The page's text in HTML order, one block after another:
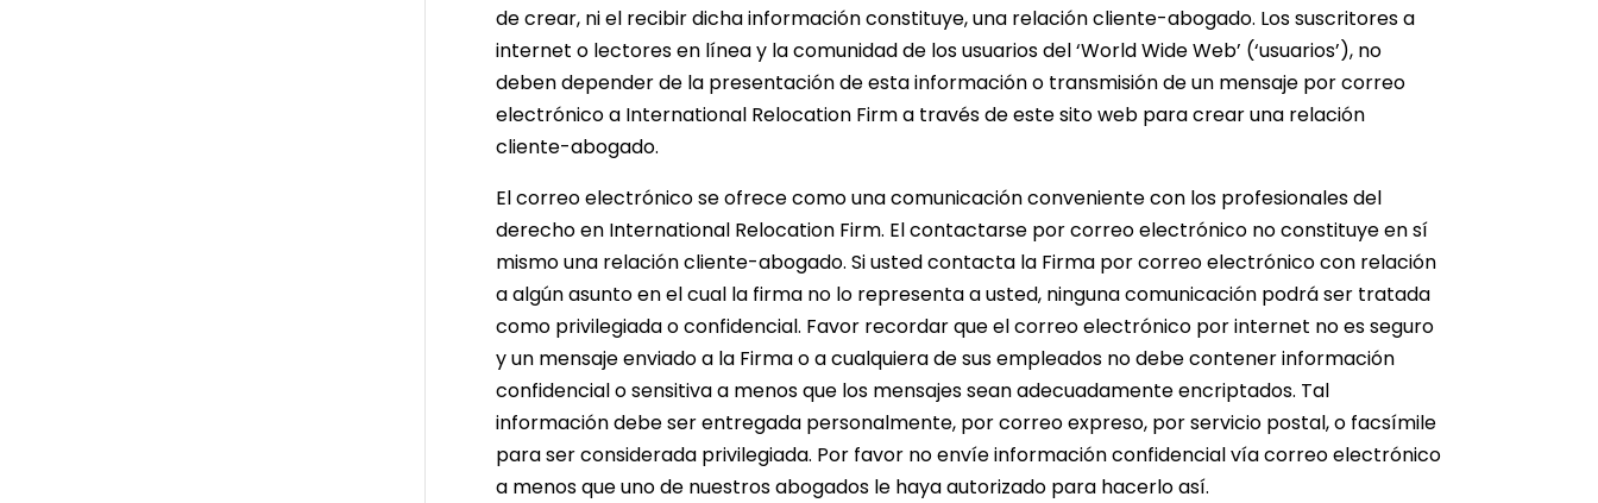
de crear, ni el recibir dicha información constituye, una relación cliente-abogado. Los suscritores a
internet o lectores en línea y la comunidad de los usuarios del ‘World Wide Web’ (‘usuarios’), no
deben depender de la presentación de esta información o transmisión de un mensaje por correo
electrónico a International Relocation Firm a través de este sito web para crear una relación
cliente-abogado.
El correo electrónico se ofrece como una comunicación conveniente con los profesionales del
derecho en International Relocation Firm. El contactarse por correo electrónico no constituye en sí
mismo una relación cliente-abogado. Si usted contacta la Firma por correo electrónico con relación
a algún asunto en el cual la firma no lo representa a usted, ninguna comunicación podrá ser tratada
como privilegiada o confidencial. Favor recordar que el correo electrónico por internet no es seguro
y un mensaje enviado a la Firma o a cualquiera de sus empleados no debe contener información
confidencial o sensitiva a menos que los mensajes sean adecuadamente encriptados. Tal
información debe ser entregada personalmente, por correo expreso, por servicio postal, o facsímile
para ser considerada privilegiada. Por favor no envíe información confidencial vía correo electrónico
a menos que uno de nuestros abogados le haya autorizado para hacerlo así.